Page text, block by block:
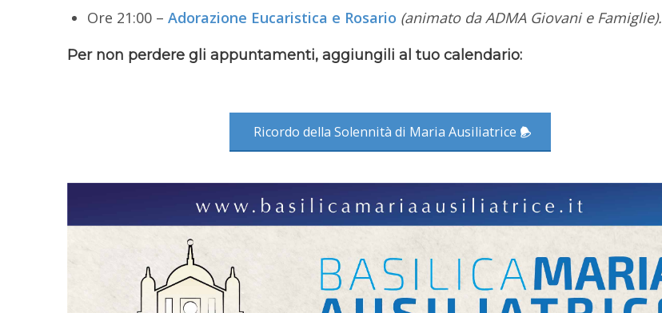
Ore 21:00 – Adorazione Eucaristica e Rosario (animato da ADMA Giovani e Famiglie).
Per non perdere gli appuntamenti, aggiungili al tuo calendario:
Ricordo della Solennità di Maria Ausiliatrice